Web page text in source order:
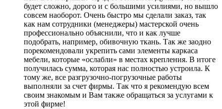
будет сложно, дорого и с большими усилиями, но вышло
совсем наоборот. Очень быстро мы сделали заказ, так
как нам сотрудники (менеджеры) мастерской очень
профессионально объяснили, что и как лучше
подобрать, например, обивочную ткань. Так же заодно
порекомендовали укрепить сами элементы каркаса
мебели, которые «ослабли» в местах крепления. В итоге
получилась сумма, которая нас полностью устроила. К
тому же, все разгрузочно-погрузочные работы
выполняли за счет фирмы. Так что я рекомендую всем
своим знакомым и Вам также обращаться за услугами к
этой фирме!